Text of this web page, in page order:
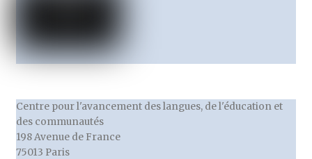
Centre pour l'avancement des langues, de l'éducation et
des communautés
198 Avenue de France
75013 Paris